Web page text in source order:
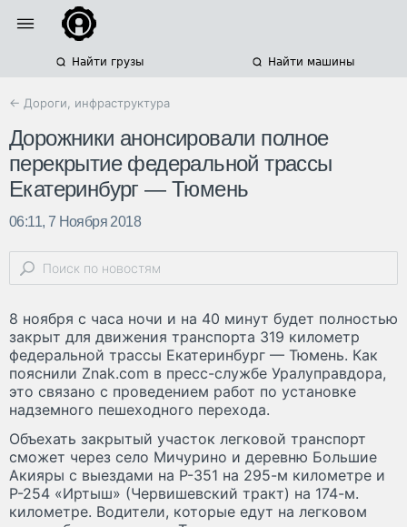
Найти грузы Найти машины
← Дороги, инфраструктура
Дорожники анонсировали полное
перекрытие федеральной трассы
Екатеринбург — Тюмень
06:11, 7 Ноября 2018
8 ноября с часа ночи и на 40 минут будет полностью
закрыт для движения транспорта 319 километр
федеральной трассы Екатеринбург — Тюмень. Как
пояснили Znak.com в пресс-службе Уралуправдора,
это связано с проведением работ по установке
надземного пешеходного перехода.
Объехать закрытый участок легковой транспорт
сможет через село Мичурино и деревню Большие
Акияры с выездами на Р-351 на 295-м километре и
Р-254 «Иртыш» (Червишевский тракт) на 174-м.
километре. Водители, которые едут на легковом